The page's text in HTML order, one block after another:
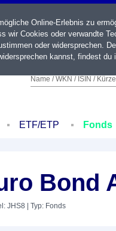
Name / WKN / ISIN / Kürzel
ETF/ETP Fonds
Bond
JHS8 | Typ: Fonds
Online-Erlebnis zu
wir Cookies oder verwandte
oder widersprechen.
kannst, findest du